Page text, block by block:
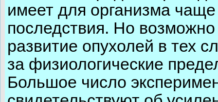
имеет для организма
последствия. Но
развитие опухолей в тех
за физиологические
Большое число